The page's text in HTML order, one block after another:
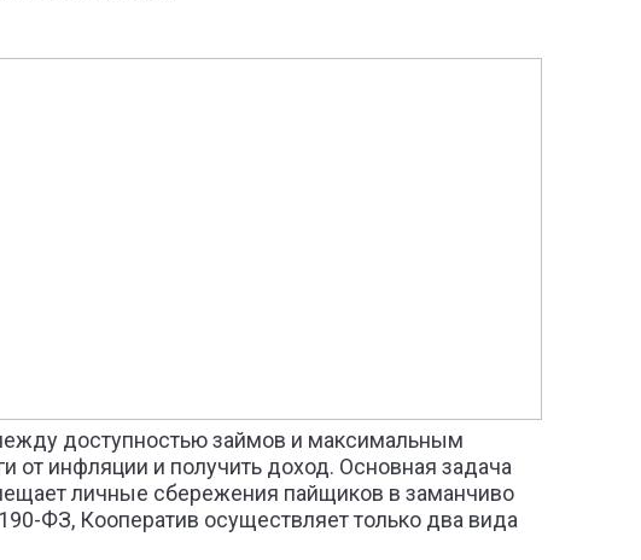
доступностью займов и максимальным
от инфляции и получить доход. Основная задача
личные сбережения пайщиков в заманчиво
ФЗ, Кооператив осуществляет только два вида